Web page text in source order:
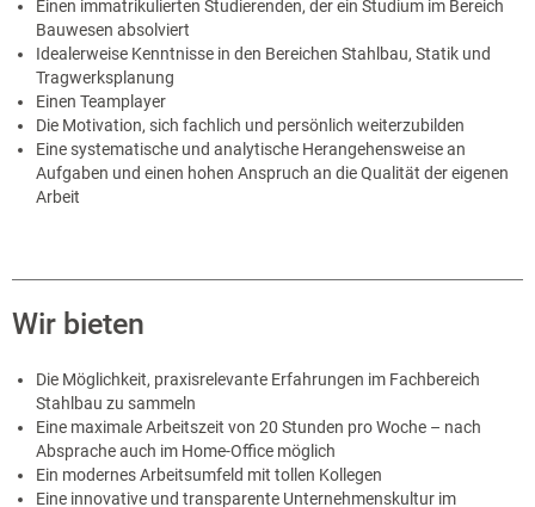
Einen immatrikulierten Studierenden, der ein Studium im Bereich
Bauwesen absolviert
Idealerweise Kenntnisse in den Bereichen Stahlbau, Statik und
Tragwerksplanung
Einen Teamplayer
Die Motivation, sich fachlich und persönlich weiterzubilden
Eine systematische und analytische Herangehensweise an
Aufgaben und einen hohen Anspruch an die Qualität der eigenen
Arbeit
Wir bieten
Die Möglichkeit, praxisrelevante Erfahrungen im Fachbereich
Stahlbau zu sammeln
Eine maximale Arbeitszeit von 20 Stunden pro Woche – nach
Absprache auch im Home-Office möglich
Ein modernes Arbeitsumfeld mit tollen Kollegen
Eine innovative und transparente Unternehmenskultur im